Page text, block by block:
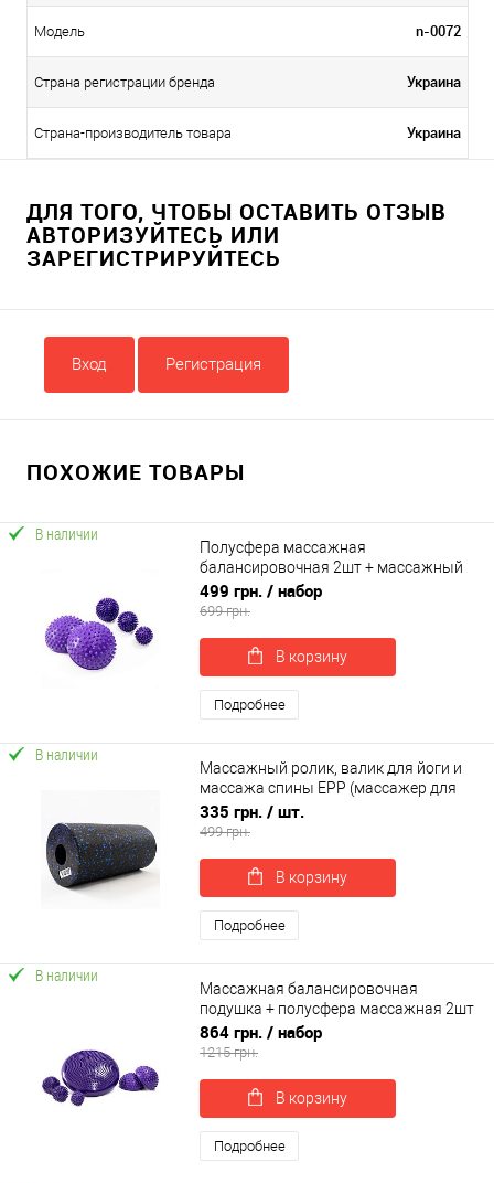
Модель n-0072
Страна регистрации бренда Украина
Страна-производитель товара Украина
ДЛЯ ТОГО, ЧТОБЫ ОСТАВИТЬ ОТЗЫВ
АВТОРИЗУЙТЕСЬ ИЛИ
ЗАРЕГИСТРИРУЙТЕСЬ
Вход Регистрация
ПОХОЖИЕ ТОВАРЫ
В наличии
Полусфера массажная
балансировочная 2шт + массажный
мячик (МФР мяч) с шипами 3шт
OSPORT Set 104 (n-0134)
499 грн. / набор
699 грн.
В корзину
Подробнее
В наличии
Массажный ролик, валик для йоги и
массажа спины EPP (массажер для
спины, шеи, ног) OSPORT 30х15см (OF-
0321)
335 грн. / шт.
499 грн.
В корзину
Подробнее
В наличии
Массажная балансировочная
подушка + полусфера массажная 2шт
+ массажный мячик МФР 3шт OSPORT
Set 105 (n-0135)
864 грн. / набор
1215 грн.
В корзину
Подробнее